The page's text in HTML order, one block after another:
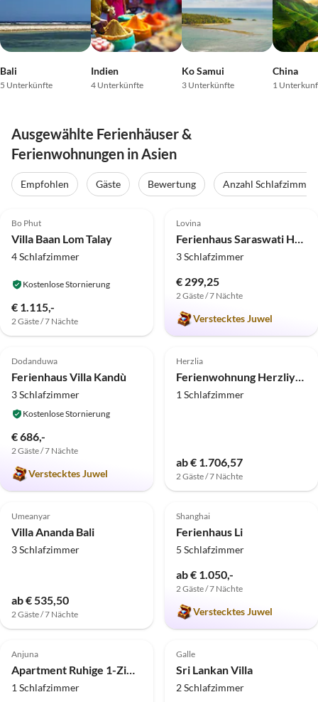
Bali
5 Unterkünfte
Indien
4 Unterkünfte
Ko Samui
3 Unterkünfte
China
1
Ausgewählte Ferienhäuser &
Ferienwohnungen in Asien
Empfohlen Gäste Bewertung
Anzahl Schlafzimmer
Bo Phut
Villa Baan Lom Talay
4 Schlafzimmer
Kostenlose Stornierung
€ 1.115,-
2 Gäste / 7 Nächte
Lovina
Ferienhaus Saraswati Holiday House
3 Schlafzimmer
€ 299,25
2 Gäste / 7 Nächte
Verstecktes Juwel
Top-Inserat
5.0 (6)
Dodanduwa
Ferienhaus Villa Kandù
3 Schlafzimmer
Kostenlose Stornierung
€ 686,-
2 Gäste / 7 Nächte
Verstecktes Juwel
4.5 (5)
Herzlia
Ferienwohnung Herzliya Marina mit 2 Schlafzimmern
1 Schlafzimmer
ab € 1.706,57
2 Gäste / 7 Nächte
4.8 (1)
Umeanyar
Villa Ananda Bali
3 Schlafzimmer
ab € 535,50
2 Gäste / 7 Nächte
5.0 (1)
Shanghai
Ferienhaus Li
5 Schlafzimmer
ab € 1.050,-
2 Gäste / 7 Nächte
Verstecktes Juwel
Anjuna
Apartment Ruhige 1-Zimmer-Wohnung in Siolim | Pool | DanCent
1 Schlafzimmer
Galle
Sri Lankan Villa
2 Schlafzimmer